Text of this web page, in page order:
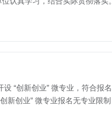
“创新创业” 微专业，符合
新创业” 微专业报名无专业